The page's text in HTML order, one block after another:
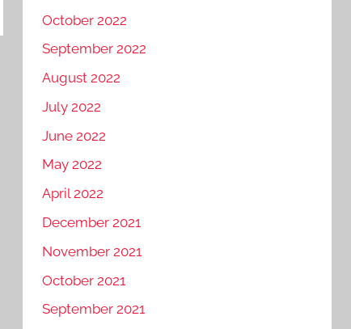
October 2022
September 2022
August 2022
July 2022
June 2022
May 2022
April 2022
December 2021
November 2021
October 2021
September 2021